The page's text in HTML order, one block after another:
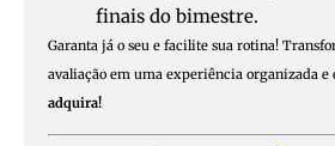
finais do bimestre.
Garanta já o seu e facilite sua rotina!
avaliação em uma experiência organizada e
adquira!